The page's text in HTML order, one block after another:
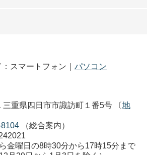
スマートフォン｜ パソコン
重県四日市市諏訪町１番5号 〔地
（総合案内）
金曜日の8時30分から17時15分まで